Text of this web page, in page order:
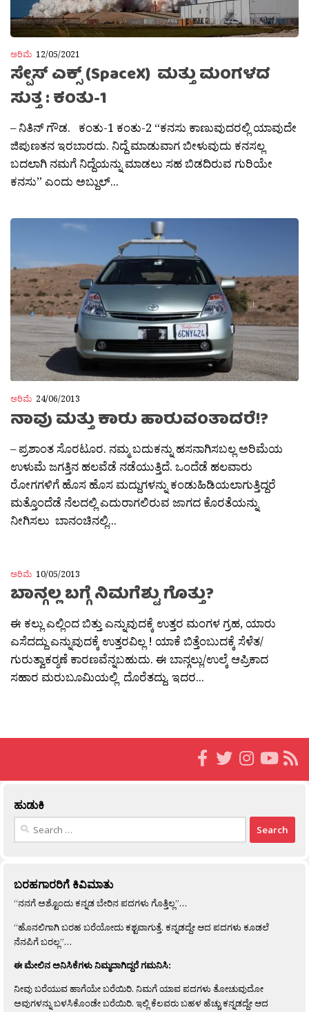
ಅರಿಮೆ 12/05/2021
ಸ್ಪೇಸ್ ಎಕ್ಸ್ (SpaceX) ಮತ್ತು ಮಂಗಳದ
ಸುತ್ತ : ಕಂತು-1
– ನಿತಿನ್ ಗೌಡ. ಕಂತು-1 ಕಂತು-2 “ಕನಸು ಕಾಣುವುದರಲ್ಲಿ ಯಾವುದೇ
ಜಿಪುಣತನ ಇರಬಾರದು. ನಿದ್ದೆ ಮಾಡುವಾಗ ಬೀಳುವುದು ಕನಸಲ್ಲ
ಬದಲಾಗಿ ನಮಗೆ ನಿದ್ದೆಯನ್ನು ಮಾಡಲು ಸಹ ಬಿಡದಿರುವ ಗುರಿಯೇ
ಕನಸು” ಎಂದು ಅಬ್ದುಲ್...
ಅರಿಮೆ 24/06/2013
ನಾವು ಮತ್ತು ಕಾರು ಹಾರುವಂತಾದರೆ!?
– ಪ್ರಶಾಂತ ಸೊರಟೂರ. ನಮ್ಮ ಬದುಕನ್ನು ಹಸನಾಗಿಸಬಲ್ಲ ಅರಿಮೆಯ
ಉಳುಮೆ ಜಗತ್ತಿನ ಹಲವೆಡೆ ನಡೆಯುತ್ತಿದೆ. ಒಂದೆಡೆ ಹಲವಾರು
ರೋಗಗಳಿಗೆ ಹೊಸ ಹೊಸ ಮದ್ದುಗಳನ್ನು ಕಂಡುಹಿಡಿಯಲಾಗುತ್ತಿದ್ದರೆ
ಮತ್ತೊಂದೆಡೆ ನೆಲದಲ್ಲಿ ಎದುರಾಗಲಿರುವ ಜಾಗದ ಕೊರತೆಯನ್ನು
ನೀಗಿಸಲು ಬಾನಂಚಿನಲ್ಲಿ...
ಅರಿಮೆ 10/05/2013
ಬಾನ್ಗಲ್ಲ ಬಗ್ಗೆ ನಿಮಗೆಶ್ಟು ಗೊತ್ತು?
ಈ ಕಲ್ಲು ಎಲ್ಲಿಂದ ಬಿತ್ತು ಎನ್ನುವುದಕ್ಕೆ ಉತ್ತರ ಮಂಗಳ ಗ್ರಹ, ಯಾರು
ಎಸೆದದ್ದು ಎನ್ನುವುದಕ್ಕೆ ಉತ್ತರವಿಲ್ಲ ! ಯಾಕೆ ಬಿತ್ತೆಂಬುದಕ್ಕೆ ಸೆಳೆತ/
ಗುರುತ್ವಾಕರ‍್ಶಣೆ ಕಾರಣವೆನ್ನಬಹುದು. ಈ ಬಾನ್ಗಲ್ಲು/ಉಲ್ಕೆ ಆಪ್ರಿಕಾದ
ಸಹಾರ ಮರುಬೂಮಿಯಲ್ಲಿ ದೊರೆತದ್ದು. ಇದರ...
ಹುಡುಕಿ
Search
ಬರಹಗಾರರಿಗೆ ಕಿವಿಮಾತು
“ನನಗೆ ಅಶ್ಟೊಂದು ಕನ್ನಡ ಬೇರಿನ ಪದಗಳು ಗೊತ್ತಿಲ್ಲ”…
“ಹೊನಲಿಗಾಗಿ ಬರಹ ಬರೆಯೋದು ಕಶ್ಟವಾಗುತ್ತೆ. ಕನ್ನಡದ್ದೇ ಆದ ಪದಗಳು ಕೂಡಲೆ
ನೆನಪಿಗೆ ಬರಲ್ಲ”…
ಈ ಮೇಲಿನ ಅನಿಸಿಕೆಗಳು ನಿಮ್ಮದಾಗಿದ್ದರೆ ಗಮನಿಸಿ:
ನೀವು ಬರೆಯುವ ಹಾಗೆಯೇ ಬರೆಯಿರಿ. ನಿಮಗೆ ಯಾವ ಪದಗಳು ತೋಚುವುದೋ
ಅವುಗಳನ್ನು ಬಳಸಿಕೊಂಡೇ ಬರೆಯಿರಿ. ಇಲ್ಲಿ ಕೆಲವರು ಬಹಳ ಹೆಚ್ಚು ಕನ್ನಡದ್ದೇ ಆದ